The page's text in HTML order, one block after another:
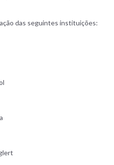
das seguintes instituições: